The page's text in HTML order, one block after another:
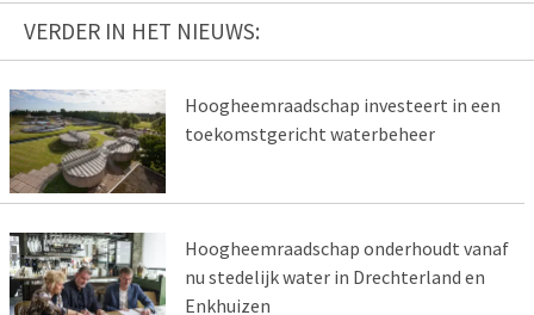
VERDER IN HET NIEUWS:
Hoogheemraadschap investeert in een
toekomstgericht waterbeheer
Hoogheemraadschap onderhoudt vanaf
nu stedelijk water in Drechterland en
Enkhuizen